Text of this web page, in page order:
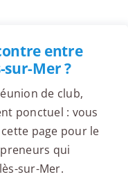
entre
Mer ?
de club,
ponctuel : vous
page pour le
qui
sur-Mer.